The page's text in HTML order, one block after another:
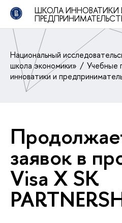
ШКОЛА ИННОВАТИКИ
Национальный
школа экономики»
Учебные
инноватики и
заявок в
Visa X SK